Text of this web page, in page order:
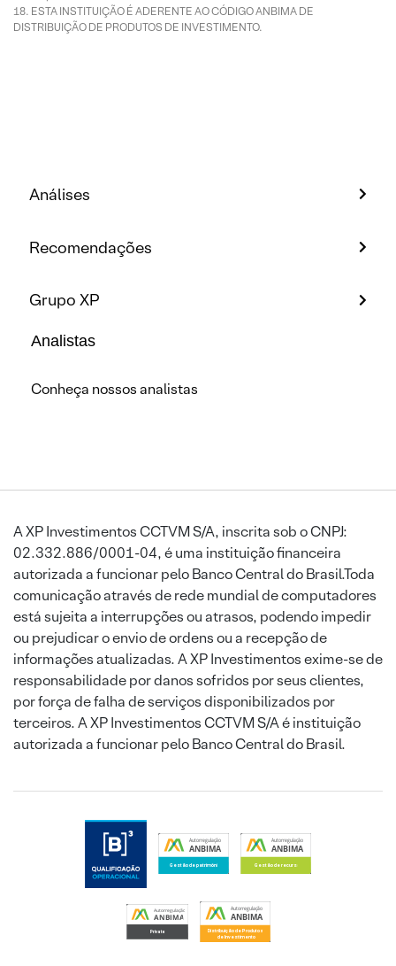
ESTA INSTITUIÇÃO É ADERENTE AO CÓDIGO ANBIMA DE
DISTRIBUIÇÃO DE PRODUTOS DE INVESTIMENTO.
Análises
Recomendações
Grupo XP
Analistas
Conheça nossos analistas
A XP Investimentos CCTVM S/A, inscrita sob o CNPJ:
02.332.886/0001-04, é uma instituição financeira
autorizada a funcionar pelo Banco Central do Brasil.Toda
comunicação através de rede mundial de computadores
está sujeita a interrupções ou atrasos, podendo impedir
ou prejudicar o envio de ordens ou a recepção de
informações atualizadas. A XP Investimentos exime-se de
responsabilidade por danos sofridos por seus clientes,
por força de falha de serviços disponibilizados por
terceiros. A XP Investimentos CCTVM S/A é instituição
autorizada a funcionar pelo Banco Central do Brasil.